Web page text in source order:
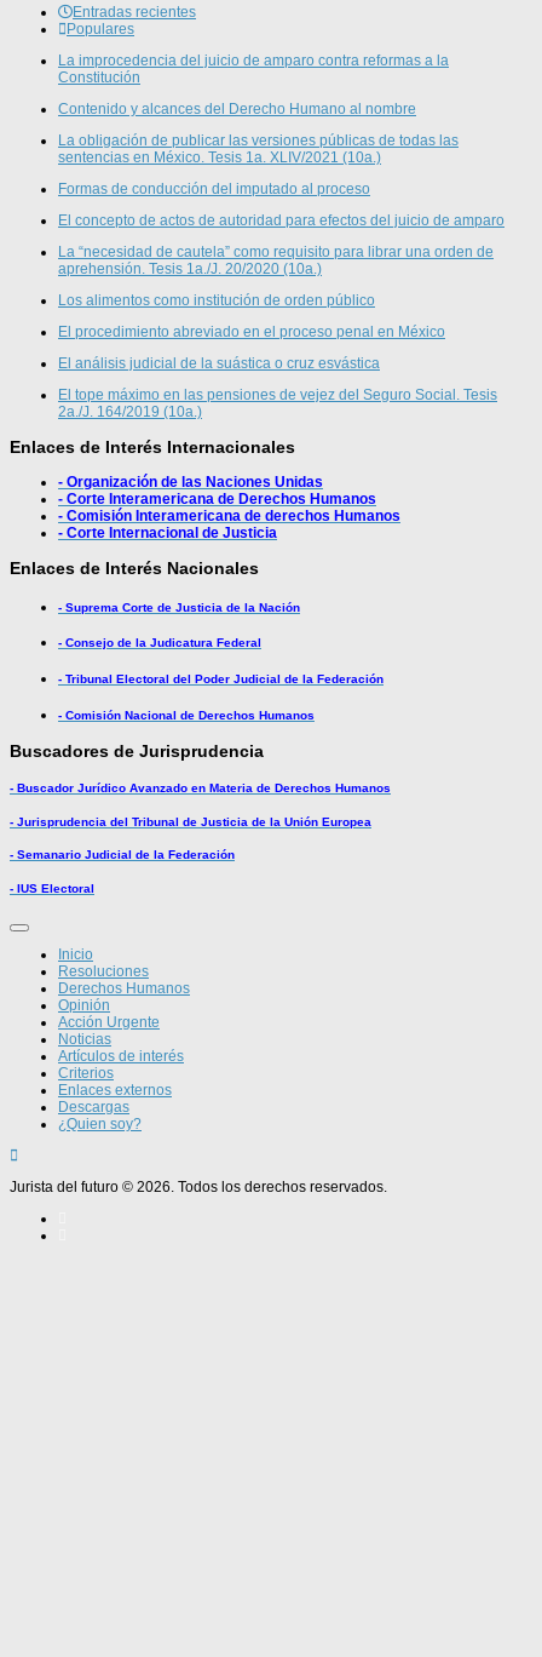
Entradas recientes
Populares
La improcedencia del juicio de amparo contra reformas a la
Constitución
Contenido y alcances del Derecho Humano al nombre
La obligación de publicar las versiones públicas de todas las
sentencias en México. Tesis 1a. XLIV/2021 (10a.)
Formas de conducción del imputado al proceso
El concepto de actos de autoridad para efectos del juicio de amparo
La “necesidad de cautela” como requisito para librar una orden de
aprehensión. Tesis 1a./J. 20/2020 (10a.)
Los alimentos como institución de orden público
El procedimiento abreviado en el proceso penal en México
El análisis judicial de la suástica o cruz esvástica
El tope máximo en las pensiones de vejez del Seguro Social. Tesis
2a./J. 164/2019 (10a.)
Enlaces de Interés Internacionales
- Organización de las Naciones Unidas
- Corte Interamericana de Derechos Humanos
- Comisión Interamericana de derechos Humanos
- Corte Internacional de Justicia
Enlaces de Interés Nacionales
- Suprema Corte de Justicia de la Nación
- Consejo de la Judicatura Federal
- Tribunal Electoral del Poder Judicial de la Federación
- Comisión Nacional de Derechos Humanos
Buscadores de Jurisprudencia
- Buscador Jurídico Avanzado en Materia de Derechos Humanos
- Jurisprudencia del Tribunal de Justicia de la Unión Europea
- Semanario Judicial de la Federación
- IUS Electoral
Inicio
Resoluciones
Derechos Humanos
Opinión
Acción Urgente
Noticias
Artículos de interés
Criterios
Enlaces externos
Descargas
¿Quien soy?
Jurista del futuro © 2026. Todos los derechos reservados.